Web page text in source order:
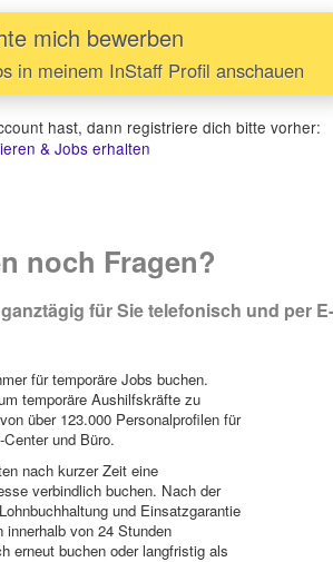
mich bewerben
in meinem InStaff Profil anschauen
hast, dann registriere dich bitte vorher:
& Jobs erhalten
noch Fragen?
für Sie telefonisch und per
für temporäre Jobs buchen.
temporäre Aushilfskräfte zu
über 123.000 Personalprofilen für
und Büro.
nach kurzer Zeit eine
verbindlich buchen. Nach der
und Einsatzgarantie
von 24 Stunden
erneut buchen oder langfristig als